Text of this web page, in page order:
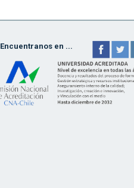
Encuentranos en ...